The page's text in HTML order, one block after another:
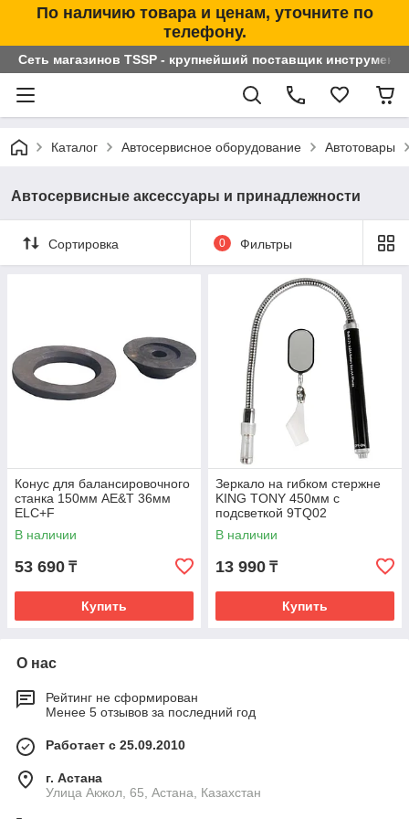
По наличию товара и ценам, уточните по
телефону.
Сеть магазинов TSSP - крупнейший поставщик
Каталог Автосервисное оборудование Автотовары
Автосервисные аксессуары и принадлежности
Сортировка 0 Фильтры
Конус для балансировочного
станка 150мм AE&T 36мм
ELC+F
В наличии
53 690 ₸
Купить
Зеркало на гибком стержне
KING TONY 450мм c
подсветкой 9TQ02
В наличии
13 990 ₸
Купить
О нас
Рейтинг не сформирован
Менее 5 отзывов за последний год
Работает с 25.09.2010
г. Астана
Улица Акжол, 65, Астана, Казахстан